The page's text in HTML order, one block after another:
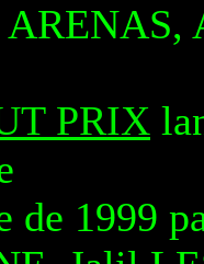
PRIX
de 1999